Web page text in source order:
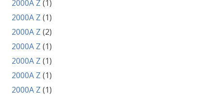
2000A Z (1)
2000A Z (1)
2000A Z (2)
2000A Z (1)
2000A Z (1)
2000A Z (1)
2000A Z (1)